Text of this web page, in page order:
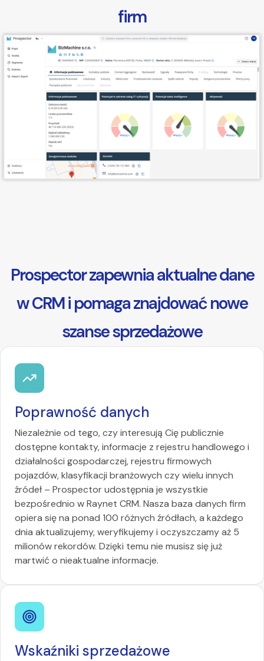
firm
Prospector zapewnia aktualne dane
w CRM i pomaga znajdować nowe
szanse sprzedażowe
Poprawność danych
Niezależnie od tego, czy interesują Cię publicznie
dostępne kontakty, informacje z rejestru handlowego i
działalności gospodarczej, rejestru firmowych
pojazdów, klasyfikacji branżowych czy wielu innych
źródeł – Prospector udostępnia je wszystkie
bezpośrednio w Raynet CRM. Nasza baza danych firm
opiera się na ponad 100 różnych źródłach, a każdego
dnia aktualizujemy, weryfikujemy i oczyszczamy aż 5
milionów rekordów. Dzięki temu nie musisz się już
martwić o nieaktualne informacje.
Wskaźniki sprzedażowe